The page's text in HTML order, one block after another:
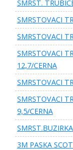
SMRST.
SMRSTOVACI
SMRSTOVACI
SMRSTOVACI
12,7/CERNA
SMRSTOVACI
SMRSTOVACI
9,5/CERNA
3M PASKA